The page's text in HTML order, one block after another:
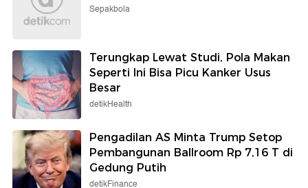
Sepakbola
Terungkap Lewat Studi, Pola Makan
Seperti Ini Bisa Picu Kanker Usus
Besar
detikHealth
Pengadilan AS Minta Trump Setop
Pembangunan Ballroom Rp 7,16 T di
Gedung Putih
detikFinance